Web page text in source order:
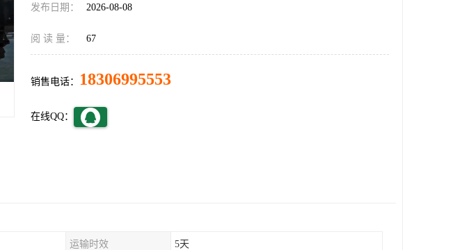
发布日期： 2026-08-08
阅 读 量： 67
销售电话： 18306995553
在线QQ：
运输时效 5天